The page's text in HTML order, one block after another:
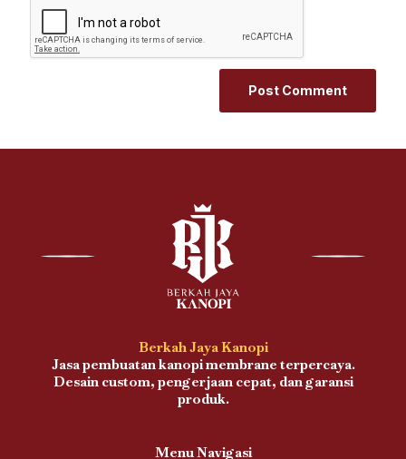
Berkah Jaya Kanopi
Jasa pembuatan kanopi membrane terpercaya.
Desain custom, pengerjaan cepat, dan garansi
produk.
Menu Navigasi